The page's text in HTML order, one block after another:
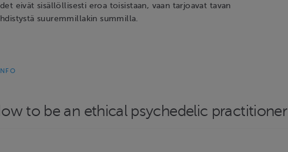
eivät sisällöllisesti eroa toisistaan, vaan tarjoavat tavan
suuremmillakin summilla.
to be an ethical psychedelic practitioner